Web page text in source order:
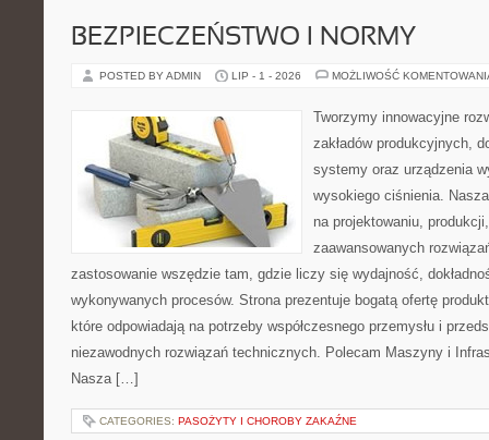
BEZPIECZEŃSTWO I NORMY
POSTED BY ADMIN LIP - 1 - 2026 MOŻLIWOŚĆ
Tworzymy innowacyjne
zakładów produkcyjnych,
systemy oraz urządzenia
wysokiego ciśnienia.
na projektowaniu,
zaawansowanych
zastosowanie wszędzie tam, gdzie liczy się wydajność,
wykonywanych procesów. Strona prezentuje bogatą ofertę
które odpowiadają na potrzeby współczesnego przemysłu i
niezawodnych rozwiązań technicznych. Polecam Maszyny i
Nasza […]
CATEGORIES: PASOŻYTY I CHOROBY ZAKAŹNE